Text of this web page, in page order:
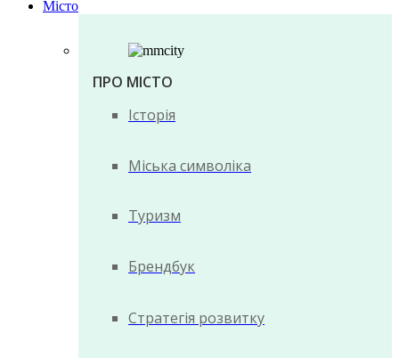
Місто
ПРО МІСТО
Історія
Міська символіка
Туризм
Брендбук
Стратегія розвитку